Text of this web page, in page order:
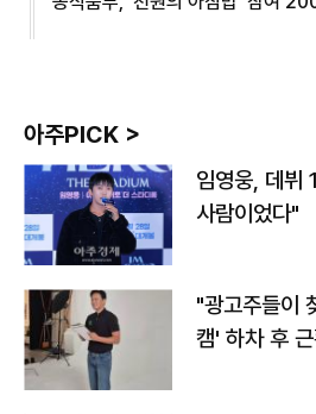
아주PICK >
임영웅, 데뷔
사람이었다"
"광고주들이
캠' 하차 후